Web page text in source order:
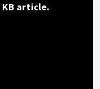
article.